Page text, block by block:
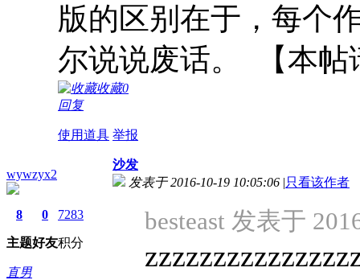
版的区别在于 ，每个
尔说说废话。
【本
收藏0
回复
使用道具 举报
wywzyx2
8
主题
0
好友
7283
积分
直男
沙发
发表于 2016-10-19 10:05:06 |只看该作者
besteast 发表于